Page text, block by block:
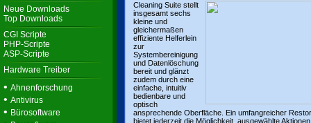
Neue Downloads
Top Downloads
CGI Scripte
PHP-Scripte
ASP-Scripte
Hardware Treiber
• Ahnenforschung
• Antivirus
• Bürosoftware
Cleaning Suite stellt
insgesamt sechs
kleine und
gleichermaßen
effiziente Helferlein
zur
Systembereinigung
und Datenlöschung
bereit und glänzt
zudem durch eine
einfache, intuitiv
bedienbare und
optisch
ansprechende Oberfläche. Ein umfangreicher
bietet jederzeit die Möglichkeit, ausgewählte